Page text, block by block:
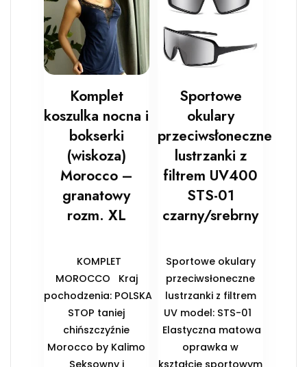
Komplet
koszulka nocna i
bokserki
(wiskoza)
Morocco –
granatowy
rozm. XL
KOMPLET
MOROCCO Kraj
pochodzenia: POLSKA
STOP taniej
chińszczyźnie
Morocco by Kalimo
Sportowe
okulary
przeciwsłoneczne
lustrzanki z
filtrem UV400
STS-01
czarny/srebrny
Sportowe okulary
przeciwsłoneczne
lustrzanki z filtrem
UV model: STS-01
Elastyczna matowa
oprawka w